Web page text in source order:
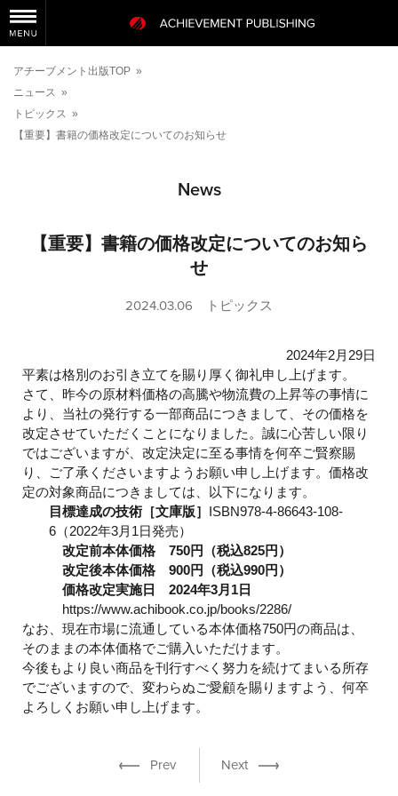
アチーブメント出版TOP »
ニュース »
トピックス »
【重要】書籍の価格改定についてのお知らせ
News
【重要】書籍の価格改定についてのお知ら
せ
2024.03.06 トピックス
2024年2月29日
平素は格別のお引き立てを賜り厚く御礼申し上げます。
さて、昨今の原材料価格の高騰や物流費の上昇等の事情に
より、当社の発行する一部商品につきまして、その価格を
改定させていただくことになりました。誠に心苦しい限り
ではございますが、改定決定に至る事情を何卒ご賢察賜
り、ご了承くださいますようお願い申し上げます。価格改
定の対象商品につきましては、以下になります。
目標達成の技術［文庫版］ ISBN978-4-86643-108-
6（2022年3月1日発売）
改定前本体価格 750円（税込825円）
改定後本体価格 900円（税込990円）
価格改定実施日 2024年3月1日
https://www.achibook.co.jp/books/2286/
なお、現在市場に流通している本体価格750円の商品は、
そのままの本体価格でご購入いただけます。
今後もより良い商品を刊行すべく努力を続けてまいる所存
でございますので、変わらぬご愛顧を賜りますよう、何卒
よろしくお願い申し上げます。
Prev Next